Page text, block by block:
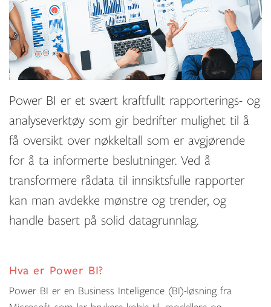
Power BI er et svært kraftfullt rapporterings- og
analyseverktøy som gir bedrifter mulighet til å
få oversikt over nøkkeltall som er avgjørende
for å ta informerte beslutninger. Ved å
transformere rådata til innsiktsfulle rapporter
kan man avdekke mønstre og trender, og
handle basert på solid datagrunnlag.
Hva er Power BI?
Power BI er en Business Intelligence (BI)-løsning fra